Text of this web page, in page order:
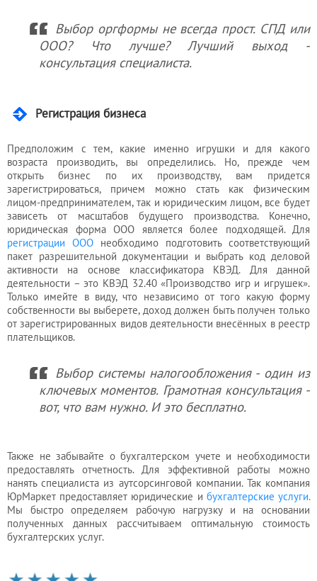
Выбор оргформы не всегда прост. СПД или
ООО? Что лучше? Лучший выход -
консультация специалиста.
Регистрация бизнеса
Предположим с тем, какие именно игрушки и для какого
возраста производить, вы определились. Но, прежде чем
открыть бизнес по их производству, вам придется
зарегистрироваться, причем можно стать как физическим
лицом-предпринимателем, так и юридическим лицом, все будет
зависеть от масштабов будущего производства. Конечно,
юридическая форма ООО является более подходящей. Для
регистрации ООО необходимо подготовить соответствующий
пакет разрешительной документации и выбрать код деловой
активности на основе классификатора КВЭД. Для данной
деятельности – это КВЭД 32.40 «Производство игр и игрушек».
Только имейте в виду, что независимо от того какую форму
собственности вы выберете, доход должен быть получен только
от зарегистрированных видов деятельности внесённых в реестр
плательщиков.
Выбор системы налогообложения - один из
ключевых моментов. Грамотная консультация -
вот, что вам нужно. И это бесплатно.
Также не забывайте о бухгалтерском учете и необходимости
предоставлять отчетность. Для эффективной работы можно
нанять специалиста из аутсорсинговой компании. Так компания
ЮрМаркет предоставляет юридические и бухгалтерские услуги.
Мы быстро определяем рабочую нагрузку и на основании
полученных данных рассчитываем оптимальную стоимость
бухгалтерских услуг.